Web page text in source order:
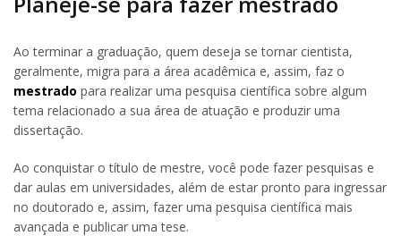
Ao terminar a graduação, quem deseja se tornar cientista,
geralmente, migra para a área acadêmica e, assim, faz o
mestrado para realizar uma pesquisa científica sobre algum
tema relacionado a sua área de atuação e produzir uma
dissertação.
Ao conquistar o título de mestre, você pode fazer pesquisas e
dar aulas em universidades, além de estar pronto para ingressar
no doutorado e, assim, fazer uma pesquisa científica mais
avançada e publicar uma tese.